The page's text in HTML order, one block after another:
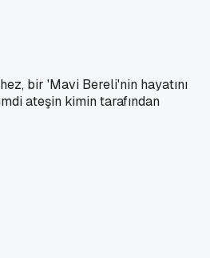
bir 'Mavi Bereli'nin hayatını
ateşin kimin tarafından